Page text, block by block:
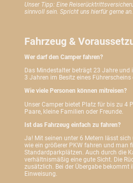
Unser Tipp: Eine
sinnvoll sein. Spricht uns hierfür gerne an.
Fahrzeug &
Wer darf den Camper fahren?
Das Mindestalter beträgt 23 Jahre
3 Jahren im Besitz eines Führerscheins
Wie viele Personen können mitreisen?
Unser Camper bietet Platz für bis zu 4
Paare, kleine Familien oder Freunde.
Ist das Fahrzeug einfach zu fahren?
Ja! Mit seinen unter 6 Metern lässt
wie ein größerer PKW fahren und man
Standardparkplätzen. Auch durch die
verhältnismäßig eine gute Sicht. Die
zusätzlich. Bei der Übergabe bekommt
Einweisung.